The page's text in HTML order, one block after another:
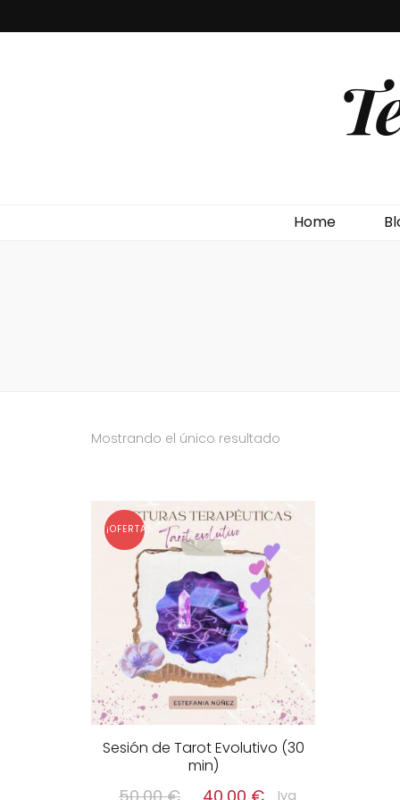
Home
Mostrando el único resultado
¡OFERTA!
Sesión de Tarot Evolutivo (30
min)
El
El
Iva